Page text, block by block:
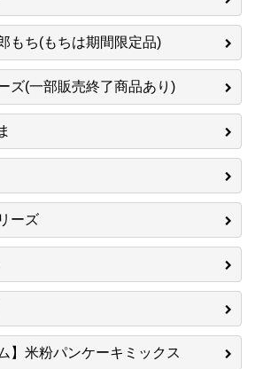
もち(もちは期間限定品)
ズ(一部販売終了商品あり)
ーズ
】米粉パンケーキミックス